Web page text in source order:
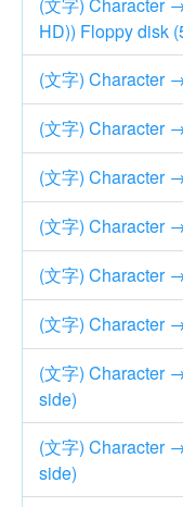
HD)) Floppy disk
(文字) Character
(文字) Character
(文字) Character
(文字) Character
(文字) Character
(文字) Character
(文字) Character
side)
(文字) Character
side)